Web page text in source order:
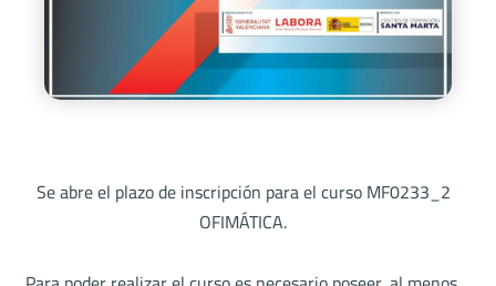
Se abre el plazo de inscripción para el curso MF0233_2
OFIMÁTICA.